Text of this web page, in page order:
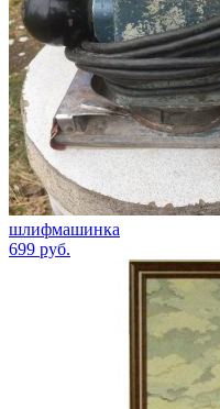
шлифмашинка
699 руб.